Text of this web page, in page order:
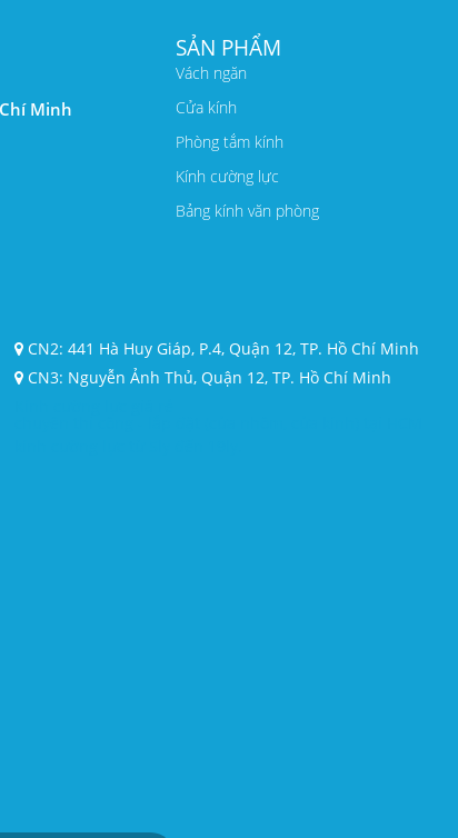
Minh
SẢN PHẨM
Vách ngăn
Cửa kính
Phòng tắm kính
Kính cường lực
Bảng kính văn phòng
CN2: 441 Hà Huy Giáp, P.4, Quận 12, TP. Hồ Chí Minh
CN3: Nguyễn Ảnh Thủ, Quận 12, TP. Hồ Chí Minh